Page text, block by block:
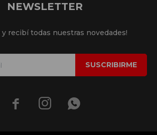
NEWSLETTER
y recibí todas nuestras novedades!
SUSCRIBIRME
  